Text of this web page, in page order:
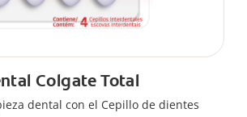
Colgate Total
dental con el Cepillo de dientes